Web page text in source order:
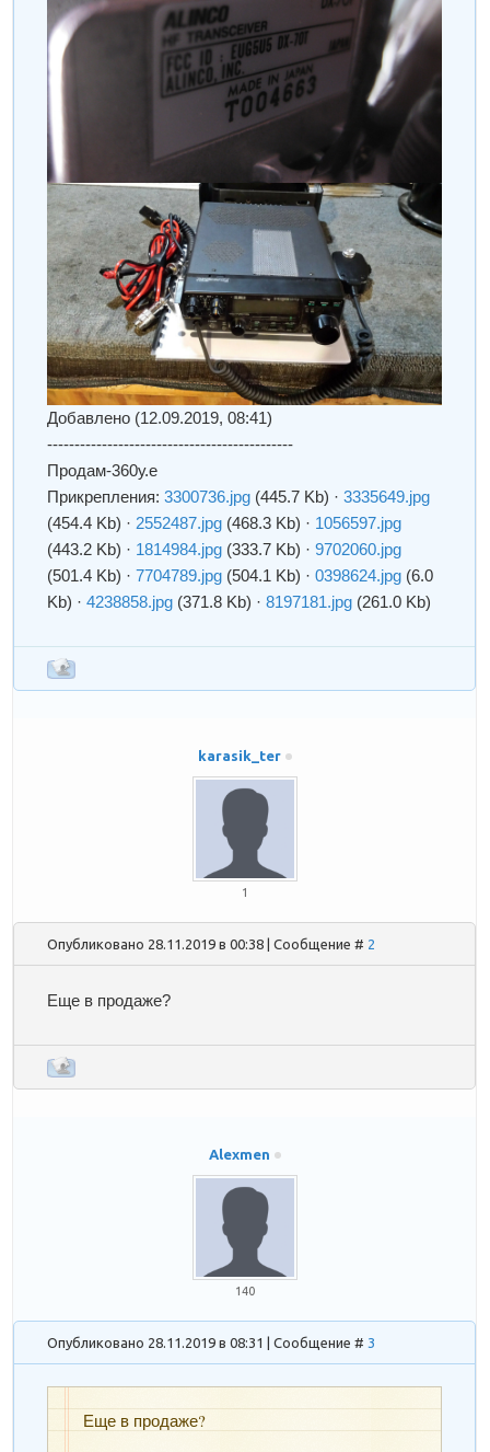
Добавлено (12.09.2019, 08:41)
---------------------------------------------
Продам-360у.е
Прикрепления:3300736.jpg (445.7 Kb) ·3335649.jpg
(454.4 Kb) · 2552487.jpg (468.3 Kb) · 1056597.jpg
(443.2 Kb) · 1814984.jpg (333.7 Kb) ·9702060.jpg
(501.4 Kb) ·7704789.jpg (504.1 Kb) ·0398624.jpg (6.0
Kb) ·4238858.jpg (371.8 Kb) ·8197181.jpg (261.0 Kb)
karasik_ter
1
Опубликовано 28.11.2019 в 00:38 | Сообщение # 2
Еще в продаже?
Alexmen
140
Опубликовано 28.11.2019 в 08:31 | Сообщение # 3
Еще в продаже?